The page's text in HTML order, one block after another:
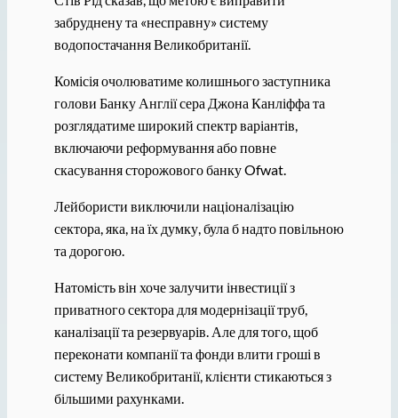
забруднену та «несправну» систему
водопостачання Великобританії.
Комісія очолюватиме колишнього заступника
голови Банку Англії сера Джона Канліффа та
розглядатиме широкий спектр варіантів,
включаючи реформування або повне
скасування сторожового банку Ofwat.
Лейбористи виключили націоналізацію
сектора, яка, на їх думку, була б надто повільною
та дорогою.
Натомість він хоче залучити інвестиції з
приватного сектора для модернізації труб,
каналізації та резервуарів. Але для того, щоб
переконати компанії та фонди влити гроші в
систему Великобританії, клієнти стикаються з
більшими рахунками.